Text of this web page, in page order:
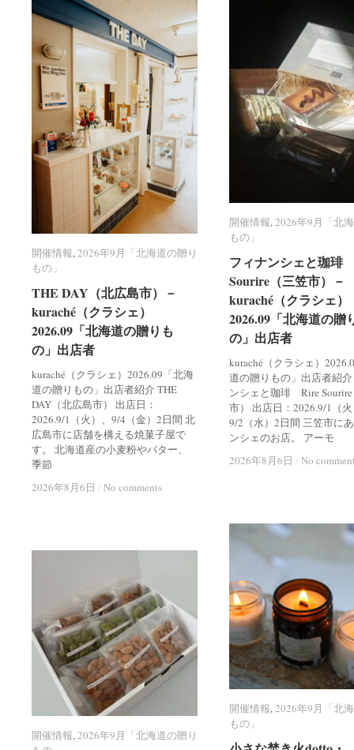
開催情報,2026年9月「北海道の贈り
もの」
THE DAY（北広島市）－
kuraché（クラシェ）
2026.09「北海道の贈りも
の」出店者
kuraché（クラシェ）2026.09「北海
道の贈りもの」出店者紹介 THE
DAY（北広島市） 出店日：
2026.9/1（火）、9/4（金）2日間 北
広島市に店舗を構える焼菓子屋で
す。 北海道産の小麦粉やバター、
季節
2026年8月6日 / No comments
開催情報 2026年9月「北海道の贈り
もの」
THE DAY（北広島市）－
kuraché（クラシェ）
2026.09「北海道の贈りも
の」出店者
2026年8月6日 / No comments
開催情報,2026年9月「北
もの」
フィナンシェと珈
Sourire（三笠市）－
kuraché（クラシェ）
2026.09「北海道の贈
の」出店者
kuraché（クラシェ）
道の贈りもの」出店者紹
ンシェと珈琲 Rire
市） 出店日：2026.9/1（
9/2（水）2日間 三笠市に
ンシェのお店。 アーモ
2026年8月6日 / No
開催情報 2026年9月「北
もの」
フィナンシェと珈
Sourire（三笠市）－
kuraché（クラシェ）
2026.09「北海道の贈
の」出店者
2026年8月6日 / No
開催情報,2026年9月「北
もの」
開催情報 2026年9月「北
もの」
開催情報,2026年9月「北海道の贈り
開催情報 2026年9月「北海道の贈り